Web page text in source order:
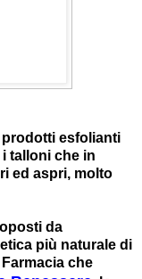
esfolianti
talloni che in
ed aspri, molto
da
più naturale di
che